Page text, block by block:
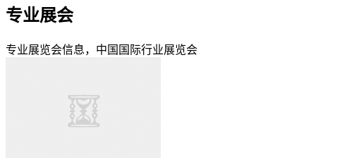
专业展会
专业展览会信息，中国国际行业展览会